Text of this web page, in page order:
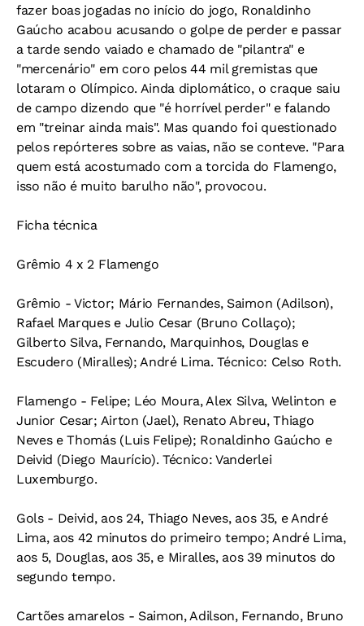
fazer boas jogadas no início do jogo, Ronaldinho
Gaúcho acabou acusando o golpe de perder e passar
a tarde sendo vaiado e chamado de "pilantra" e
"mercenário" em coro pelos 44 mil gremistas que
lotaram o Olímpico. Ainda diplomático, o craque saiu
de campo dizendo que "é horrível perder" e falando
em "treinar ainda mais". Mas quando foi questionado
pelos repórteres sobre as vaias, não se conteve. "Para
quem está acostumado com a torcida do Flamengo,
isso não é muito barulho não", provocou.
Ficha técnica
Grêmio 4 x 2 Flamengo
Grêmio - Victor; Mário Fernandes, Saimon (Adilson),
Rafael Marques e Julio Cesar (Bruno Collaço);
Gilberto Silva, Fernando, Marquinhos, Douglas e
Escudero (Miralles); André Lima. Técnico: Celso Roth.
Flamengo - Felipe; Léo Moura, Alex Silva, Welinton e
Junior Cesar; Airton (Jael), Renato Abreu, Thiago
Neves e Thomás (Luis Felipe); Ronaldinho Gaúcho e
Deivid (Diego Maurício). Técnico: Vanderlei
Luxemburgo.
Gols - Deivid, aos 24, Thiago Neves, aos 35, e André
Lima, aos 42 minutos do primeiro tempo; André Lima,
aos 5, Douglas, aos 35, e Miralles, aos 39 minutos do
segundo tempo.
Cartões amarelos - Saimon, Adilson, Fernando, Bruno